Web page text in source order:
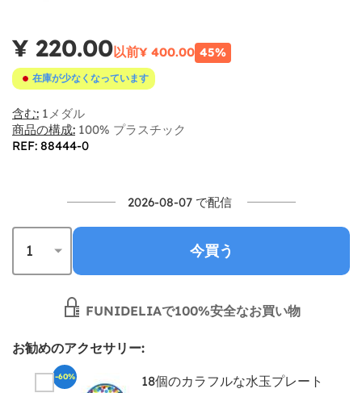
¥ 220.00以前¥ 400.00 45%
在庫が少なくなっています
含む: 1メダル
商品の構成: 100% プラスチック
REF: 88444-0
2026-08-07 で配信
今買う
FUNIDELIAで100%安全なお買い物
お勧めのアクセサリー:
18個のカラフルな水玉プレート
-60%